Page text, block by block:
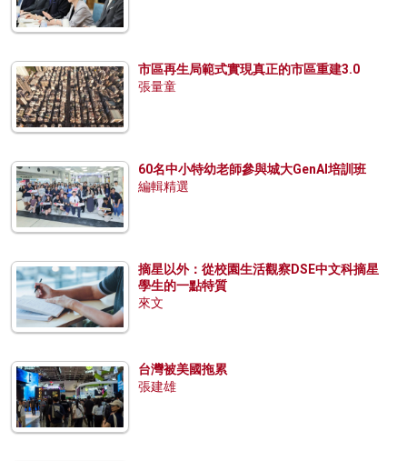
市區再生局範式實現真正的市區重建3.0
張量童
60名中小特幼老師參與城大GenAI培訓班
編輯精選
摘星以外：從校園生活觀察DSE中文科摘星
學生的一點特質
來文
台灣被美國拖累
張建雄